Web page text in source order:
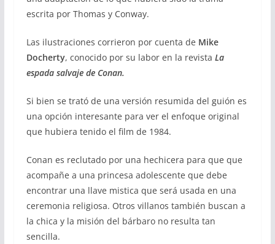
escrita por Thomas y Conway.
Las ilustraciones corrieron por cuenta de Mike
Docherty, conocido por su labor en la revista La
espada salvaje de Conan.
Si bien se trató de una versión resumida del guión es
una opción interesante para ver el enfoque original
que hubiera tenido el film de 1984.
Conan es reclutado por una hechicera para que que
acompañe a una princesa adolescente que debe
encontrar una llave mistica que será usada en una
ceremonia religiosa. Otros villanos también buscan a
la chica y la misión del bárbaro no resulta tan
sencilla.